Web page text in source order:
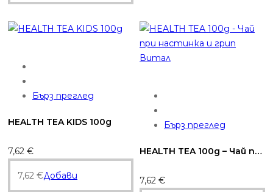
Бърз преглед
HEALTH TEA KIDS 100g
7,62 €
7,62 €Добави
Бърз преглед
HEALTH TEA 100g – Чай при настинка и грип Витал
7,62 €